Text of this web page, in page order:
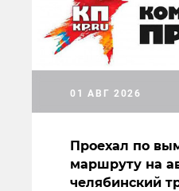
Проехал по
маршруту на
челябинский
01 АВГ 2026